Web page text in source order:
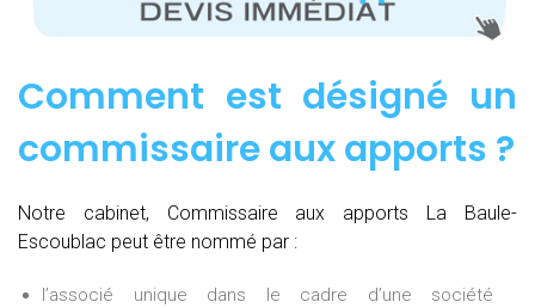
Comment est désigné un
commissaire aux apports ?
Notre cabinet, Commissaire aux apports La Baule-
Escoublac peut être nommé par :
l’associé unique dans le cadre d’une société